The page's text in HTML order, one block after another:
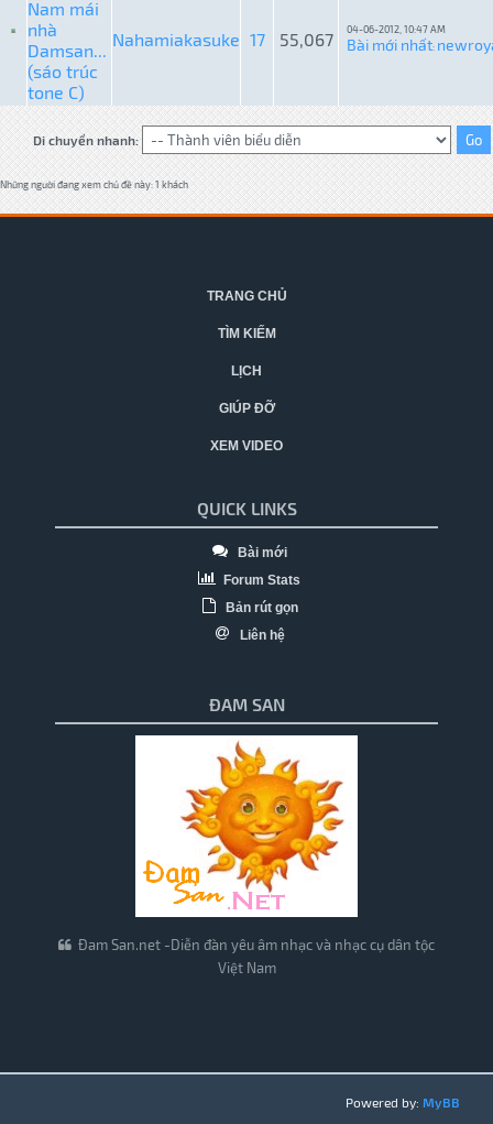
Nam mái
nhà
Damsan...
(sáo trúc
tone C)
Nahamiakasuke 17 55,067 04-06-2012, 10:47 AM
Bài mới nhất:
Di chuyển nhanh:
Những người đang xem chủ đề này: 1 khách
TRANG CHỦ
TÌM KIẾM
LỊCH
GIÚP ĐỠ
XEM VIDEO
QUICK LINKS
Bài mới
Forum Stats
Bản rút gọn
Liên hệ
ĐAM SAN
Đam San.net -Diễn đàn yêu âm nhạc và nhạc cụ dân tộc
Việt Nam
Powered by: MyBB